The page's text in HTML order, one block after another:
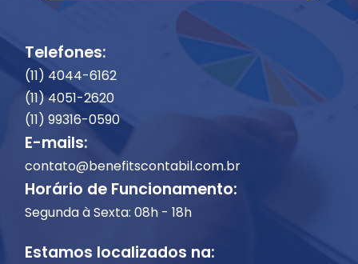
Telefones:
(11) 4044-6162
(11) 4051-2620
(11) 99316-0590
E-mails:
contato@benefitscontabil.com.br
Horário de Funcionamento:
Segunda à Sexta: 08h - 18h
Estamos localizados na: